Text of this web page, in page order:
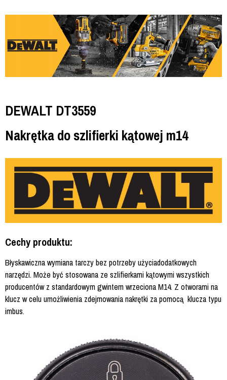
DEWALT DT3559
Nakrętka do szlifierki kątowej m14
Cechy produktu:
Błyskawiczna wymiana tarczy bez potrzeby użyciadodatkowych
narzędzi. Może być stosowana ze szlifierkami kątowymi wszystkich
producentów z standardowym gwintem wrzeciona M14. Z otworami na
klucz w celu umożliwienia zdejmowania nakrętki za pomocą klucza typu
imbus.